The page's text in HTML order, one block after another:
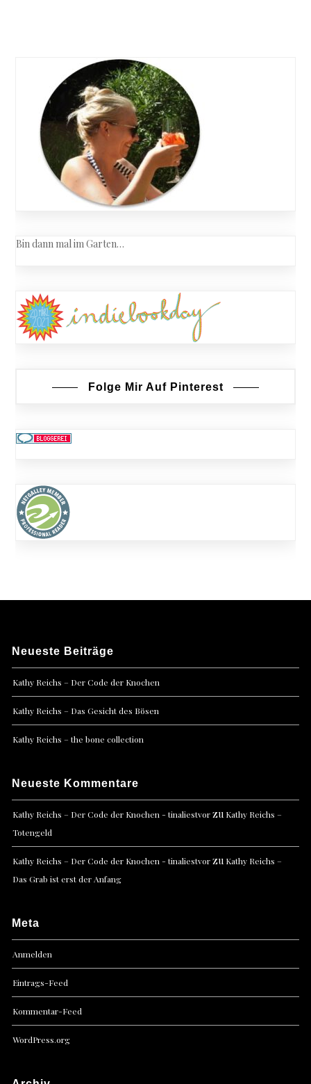
navigation
Bin dann mal im Garten…
Folge Mir Auf Pinterest
Neueste Beiträge
Kathy Reichs – Der Code der Knochen
Kathy Reichs – Das Gesicht des Bösen
Kathy Reichs – the bone collection
Neueste Kommentare
Kathy Reichs – Der Code der Knochen - tinaliestvorzu Kathy Reichs –
Totengeld
Kathy Reichs – Der Code der Knochen - tinaliestvorzu Kathy Reichs –
Das Grab ist erst der Anfang
Meta
Anmelden
Eintrags-Feed
Kommentar-Feed
WordPress.org